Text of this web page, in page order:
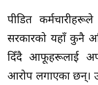
पीडित
सरकारको यहाँ कुनै
दिँदै आफूहरूलाई
आरोप लगाएका छन्।